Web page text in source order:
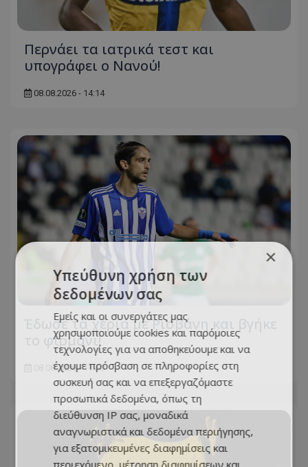
Περνάει τα ιατρικά τεστ και
υπογράφει ο Νανού!
08.08.2026 - 14:14
Έδωσε τα χέρια με Ρισβάνη και βγήκε
το φιρμάνι!
08.08.2026 - 11:50
×
Υπεύθυνη χρήση των
δεδομένων σας
Εμείς και οι συνεργάτες μας
χρησιμοποιούμε cookies και παρόμοιες
τεχνολογίες για να αποθηκεύουμε και να
έχουμε πρόσβαση σε πληροφορίες στη
συσκευή σας και να επεξεργαζόμαστε
προσωπικά δεδομένα, όπως τη
διεύθυνση IP σας, μοναδικά
αναγνωριστικά και δεδομένα περιήγησης,
για εξατομικευμένες διαφημίσεις και
περιεχόμενο, μέτρηση διαφημίσεων και